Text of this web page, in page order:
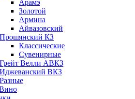
Арамэ
Золотой
Армина
Айвазовский
Прошянский КЗ
Классические
Сувенирные
Грейт Велли АВКЗ
Иджеванский ВКЗ
Разные